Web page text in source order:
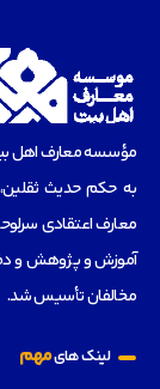
مؤسسه‌ معارف اهل بیت
به حکم حدیث
آموزش و پژوهش و
مخالفان تأسیس شد.
لینک هایمهم